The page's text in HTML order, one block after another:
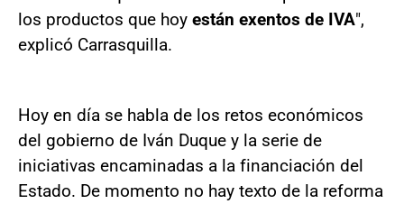
los productos que hoy están exentos de IVA",
explicó Carrasquilla.
Hoy en día se habla de los retos económicos
del gobierno de Iván Duque y la serie de
iniciativas encaminadas a la financiación del
Estado. De momento no hay texto de la reforma